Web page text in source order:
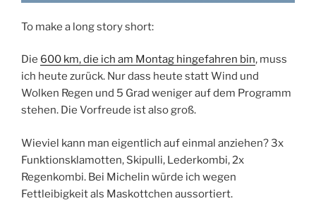
To make a long story short:
Die 600 km, die ich am Montag hingefahren bin, muss
ich heute zurück. Nur dass heute statt Wind und
Wolken Regen und 5 Grad weniger auf dem Programm
stehen. Die Vorfreude ist also groß.
Wieviel kann man eigentlich auf einmal anziehen? 3x
Funktionsklamotten, Skipulli, Lederkombi, 2x
Regenkombi. Bei Michelin würde ich wegen
Fettleibigkeit als Maskottchen aussortiert.